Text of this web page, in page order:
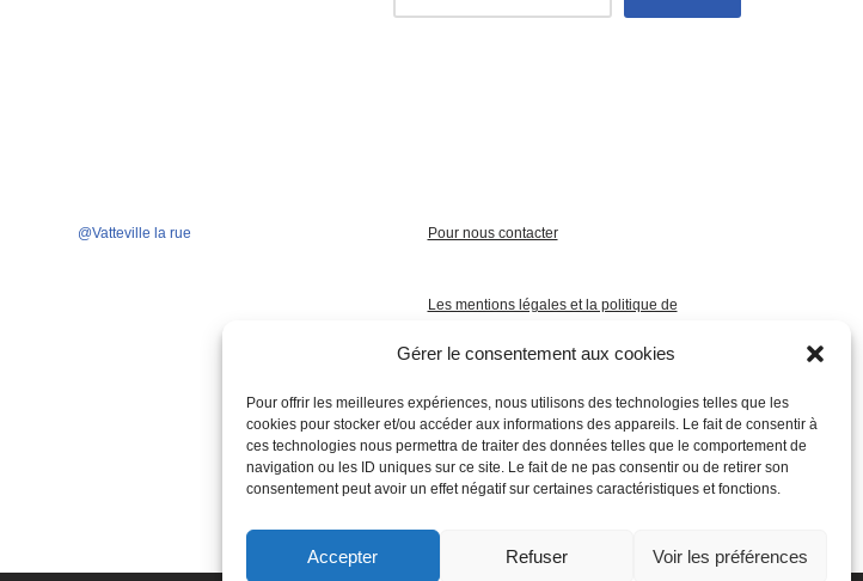
Gérer le consentement aux cookies
Pour offrir les meilleures expériences, nous utilisons des technologies telles que les
cookies pour stocker et/ou accéder aux informations des appareils. Le fait de consentir à
ces technologies nous permettra de traiter des données telles que le comportement de
navigation ou les ID uniques sur ce site. Le fait de ne pas consentir ou de retirer son
consentement peut avoir un effet négatif sur certaines caractéristiques et fonctions.
Accepter Refuser Voir les préférences
@Vatteville la rue Pour nous contacter
Les mentions légales et la politique de